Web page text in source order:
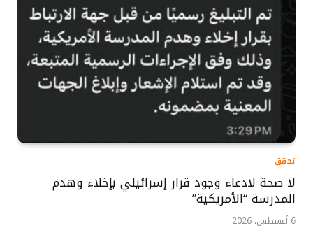
تحقق
لا صحة لادعاء وجود قرار إسرائيلي بإخلاء وهدم
المدرسة “الأمريكية”
6 أغسطس، 2026